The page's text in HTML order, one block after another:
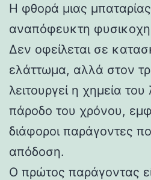
Η φθορά μιας μπαταρίας
αναπόφευκτη
Δεν οφείλεται σε
ελάττωμα, αλλά στον
λειτουργεί η χημεία
πάροδο του χρόνου,
διάφοροι παράγοντες
απόδοση.
Ο πρώτος παράγοντας